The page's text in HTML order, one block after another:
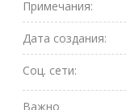
Примечания:
Дата создания:
Соц. сети:
Важно